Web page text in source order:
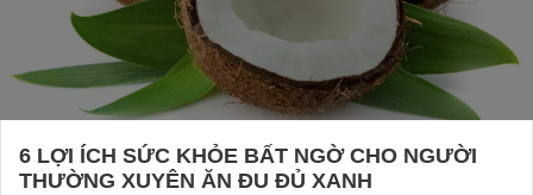
6 LỢI ÍCH SỨC KHỎE BẤT NGỜ CHO NGƯỜI
THƯỜNG XUYÊN ĂN ĐU ĐỦ XANH